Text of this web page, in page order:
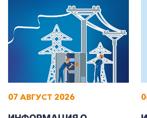
07 АВГУСТ 2026